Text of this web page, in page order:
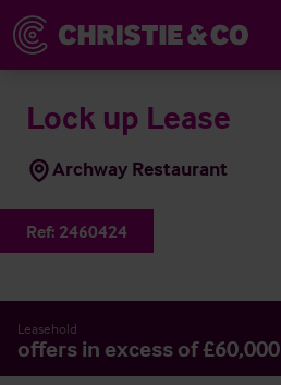
Lock up Lease
Archway Restaurant
Ref: 2460424
Leasehold
offers in excess of £60,000